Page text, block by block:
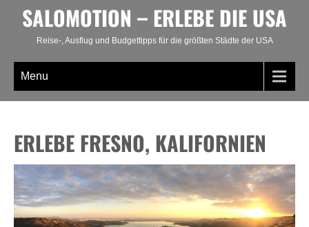
SALOMOTION – ERLEBE DIE USA
Reise-, Ausflug und Budgettipps für die größten Städte der USA
Menu
ERLEBE FRESNO, KALIFORNIEN